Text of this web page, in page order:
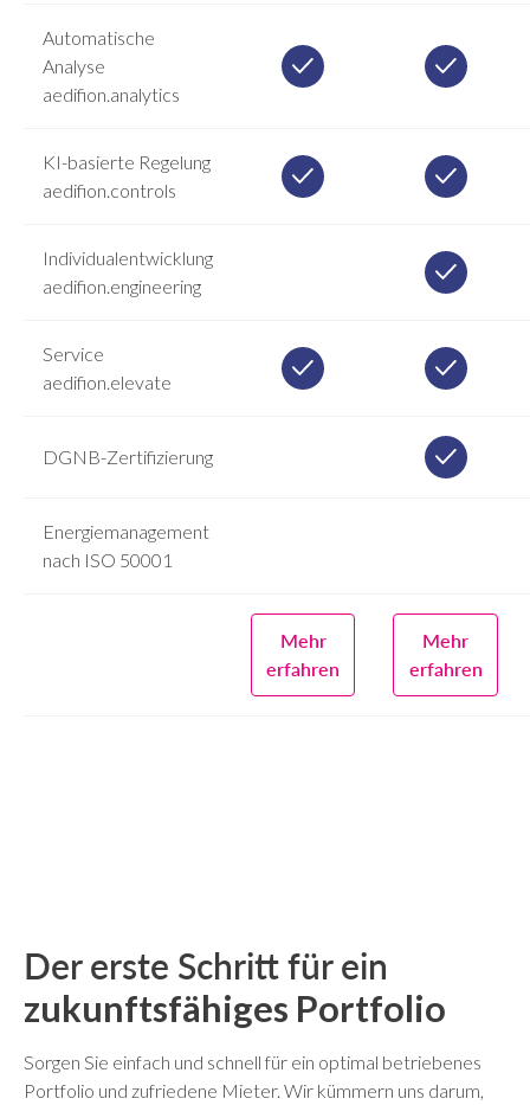
Automatische
Analyse
aedifion.analytics
KI-basierte Regelung
aedifion.controls
Individualentwicklung
aedifion.engineering
Service
aedifion.elevate
DGNB-Zertifizierung
Energiemanagement
nach ISO 50001
Mehr
erfahren
Mehr
erfahren
Der erste Schritt für ein
zukunftsfähiges Portfolio
Sorgen Sie einfach und schnell für ein optimal betriebenes
Portfolio und zufriedene Mieter. Wir kümmern uns darum,